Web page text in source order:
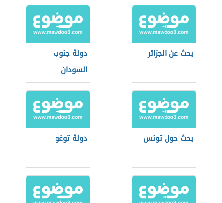
بحث عن الجزائر
دولة جنوب
السودان
بحث حول تونس دولة توغو